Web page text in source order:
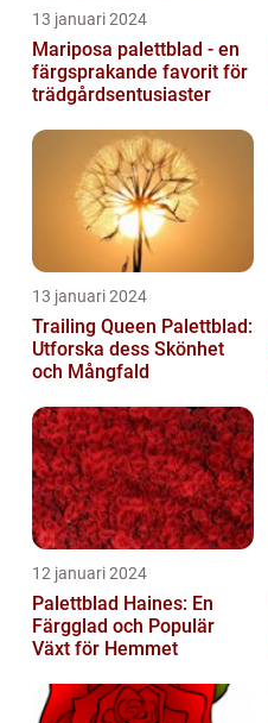
13 januari 2024
Mariposa palettblad - en
färgsprakande favorit för
trädgårdsentusiaster
13 januari 2024
Trailing Queen Palettblad:
Utforska dess Skönhet
och Mångfald
12 januari 2024
Palettblad Haines: En
Färgglad och Populär
Växt för Hemmet